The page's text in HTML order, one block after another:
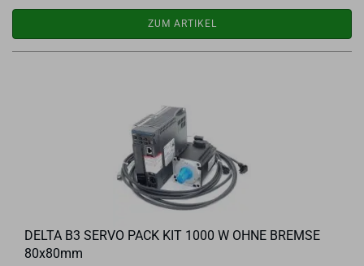
ZUM ARTIKEL
DELTA B3 SERVO PACK KIT 1000 W OHNE BREM­SE
80x80mm